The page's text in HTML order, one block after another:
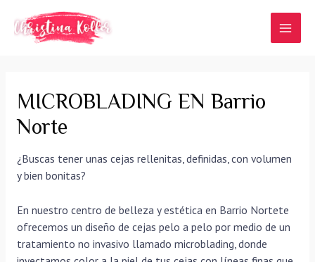
contenido
MICROBLADING EN Barrio
Norte
¿Buscas tener unas cejas rellenitas, definidas, con volumen
y bien bonitas?
En nuestro centro de belleza y estética en Barrio Nortete
ofrecemos un diseño de cejas pelo a pelo por medio de un
tratamiento no invasivo llamado microblading, donde